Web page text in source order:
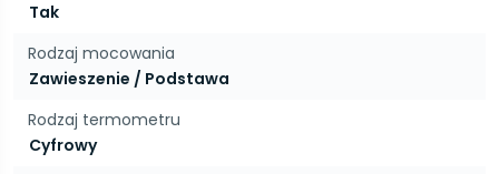
Tak
Rodzaj mocowania
Zawieszenie / Podstawa
Rodzaj termometru
Cyfrowy